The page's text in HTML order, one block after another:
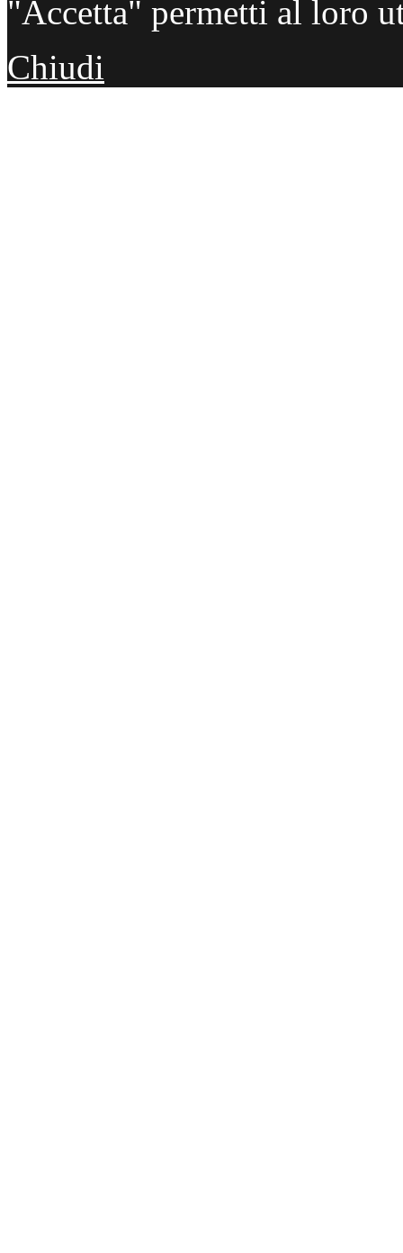
"Accetta" permetti al loro
Chiudi